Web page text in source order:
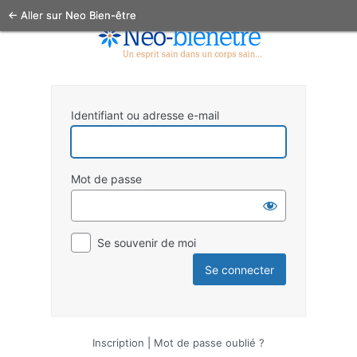
Identifiant ou adresse e-mail
Mot de passe
Se souvenir de moi
Inscription Mot de passe oublié ?
← Aller sur Neo Bien-être